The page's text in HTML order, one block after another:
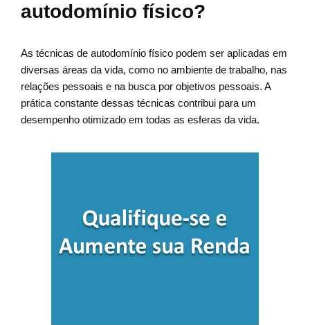
autodomínio físico?
As técnicas de autodomínio físico podem ser aplicadas em
diversas áreas da vida, como no ambiente de trabalho, nas
relações pessoais e na busca por objetivos pessoais. A
prática constante dessas técnicas contribui para um
desempenho otimizado em todas as esferas da vida.